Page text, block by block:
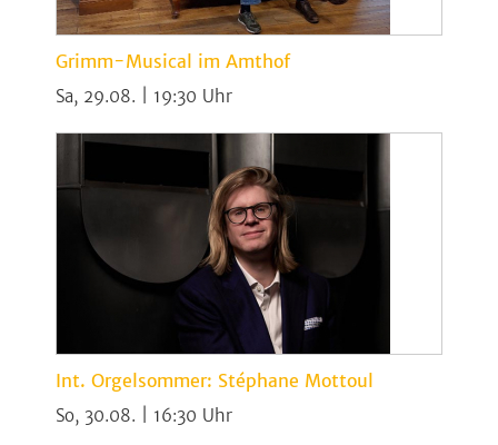
Grimm-Musical im Amthof
Sa, 29.08. | 19:30
Int. Orgelsommer: Stéphane Mottoul
So, 30.08. | 16:30